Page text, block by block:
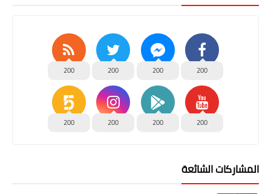
200
200
200
200
200
200
200
200
المشاركات الشائعة